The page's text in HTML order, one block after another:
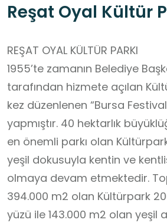
Reşat Oyal Kültür
REŞAT OYAL KÜLTÜR PARKI
1955’te zamanın Belediye
tarafından hizmete açılan
kez düzenlenen “Bursa
yapmıştır. 40 hektarlık
en önemli parkı olan
yeşil dokusuyla kentin ve
olmaya devam etmektedir.
394.000 m2 olan Kültürpark
yüzü ile 143.000 m2 olan yeşil